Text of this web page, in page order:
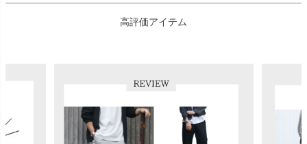
高評価アイテム